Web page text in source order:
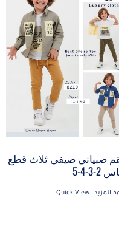
صبياني صيفي ثلاث قطع
3-4-5
المزيد Quick View